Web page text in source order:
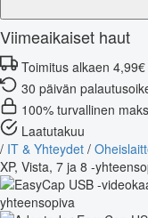
Viimeaikaiset haut
Toimitus alkaen 4,99€
30 päivän
100% turvallinen
Laatutakuu
/ IT & Yhteydet /
XP, Vista, 7 ja 8 -